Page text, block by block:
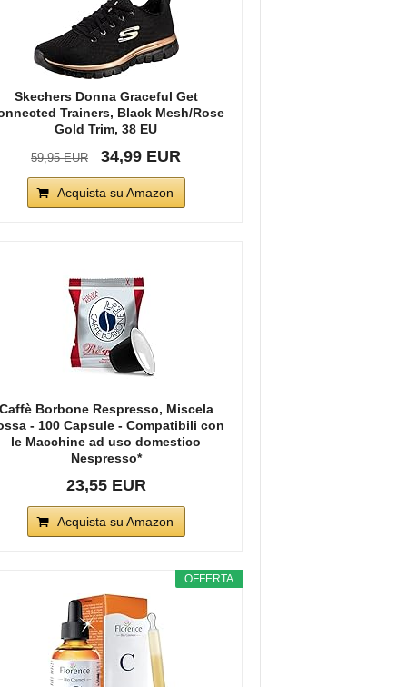
Skechers Donna Graceful Get
Trainers, Black Mesh/Rose
Gold Trim, 38 EU
59,95 EUR 34,99 EUR
Acquista su Amazon
Borbone Respresso, Miscela
- 100 Capsule - Compatibili con
le Macchine ad uso domestico
Nespresso*
23,55 EUR
Acquista su Amazon
OFFERTA